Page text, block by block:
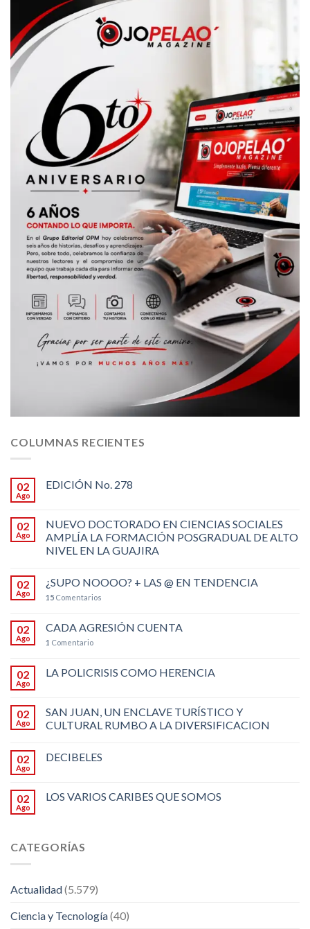
COLUMNAS RECIENTES
02
Ago
EDICIÓN No. 278
02
Ago
NUEVO DOCTORADO EN CIENCIAS SOCIALES
AMPLÍA LA FORMACIÓN POSGRADUAL DE ALTO
NIVEL EN LA GUAJIRA
02
Ago
¿SUPO NOOOO? + LAS @ EN TENDENCIA
15 Comentarios
02
Ago
CADA AGRESIÓN CUENTA
1 Comentario
02
Ago
LA POLICRISIS COMO HERENCIA
02
Ago
SAN JUAN, UN ENCLAVE TURÍSTICO Y
CULTURAL RUMBO A LA DIVERSIFICACION
02
Ago
DECIBELES
02
Ago
LOS VARIOS CARIBES QUE SOMOS
CATEGORÍAS
Actualidad(5.579)
Ciencia y Tecnología(40)